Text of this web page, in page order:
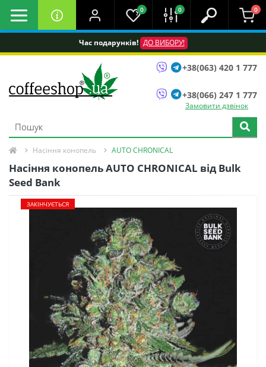
Час подарунків! ДО ВИБОРУ!
0 0 0
+38(063) 420 1 777
+38(066) 247 1 777
Замовити дзвінок
Насіння конопель AUTO CHRONICAL
Насіння конопель AUTO CHRONICAL від Bulk
Seed Bank
ЗАКІНЧУЄТЬСЯ